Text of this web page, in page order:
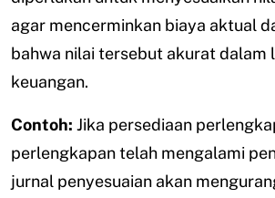
agar mencerminkan biaya aktual
bahwa nilai tersebut akurat dalam
keuangan.
Contoh: Jika persediaan
perlengkapan telah mengalami
jurnal penyesuaian akan